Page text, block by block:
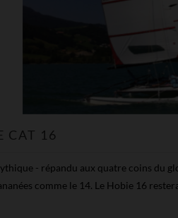
CAT 16
- répandu aux quatre coins du
comme le 14. Le Hobie 16